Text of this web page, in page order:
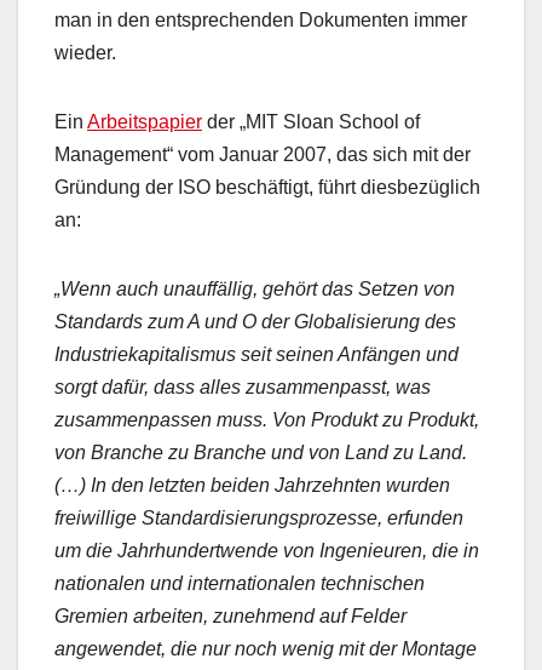
man in den entsprechenden Dokumenten immer
wieder.
Ein Arbeitspapier der „MIT Sloan School of
Management“ vom Januar 2007, das sich mit der
Gründung der ISO beschäftigt, führt diesbezüglich
an:
„Wenn auch unauffällig, gehört das Setzen von
Standards zum A und O der Globalisierung des
Industriekapitalismus seit seinen Anfängen und
sorgt dafür, dass alles zusammenpasst, was
zusammenpassen muss. Von Produkt zu Produkt,
von Branche zu Branche und von Land zu Land.
(…) In den letzten beiden Jahrzehnten wurden
freiwillige Standardisierungsprozesse, erfunden
um die Jahrhundertwende von Ingenieuren, die in
nationalen und internationalen technischen
Gremien arbeiten, zunehmend auf Felder
angewendet, die nur noch wenig mit der Montage